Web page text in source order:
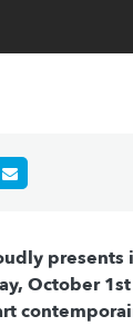
presents
October